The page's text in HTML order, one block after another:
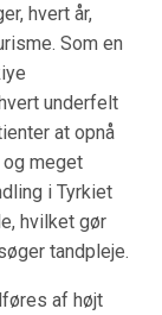
hvert år,
Som en
underfelt
at opnå
meget
i Tyrkiet
hvilket gør
tandpleje.
af højt